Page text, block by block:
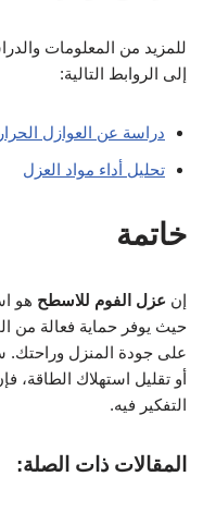
للمزيد من المعلومات
إلى الروابط التالية:
دراسة عن العوازل
تحليل أداء مواد العزل
خاتمة
إن عزل الفوم للاسطح هو
حيث يوفر حماية فعالة من
على جودة المنزل
أو تقليل استهلاك الطاقة،
التفكير فيه.
المقالات ذات الصلة: